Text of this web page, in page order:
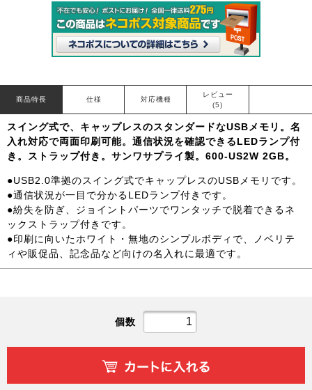
商品特長 仕様 対応機種
レビュー
(5)
スイング式で、キャップレスのスタンダードなUSBメモリ。名
入れ対応で両面印刷可能。通信状況を確認できるLEDランプ付
き。ストラップ付き。サンワサプライ製。600-US2W 2GB。
●USB2.0準拠のスイング式でキャップレスのUSBメモリです。
●通信状況が一目で分かるLEDランプ付きです。
●紛失を防ぎ、ジョイントパーツでワンタッチで脱着できるネ
ックストラップ付きです。
●印刷に向いたホワイト・無地のシンプルボディで、ノベリテ
ィや販促品、記念品など向けの名入れに最適です。
個数